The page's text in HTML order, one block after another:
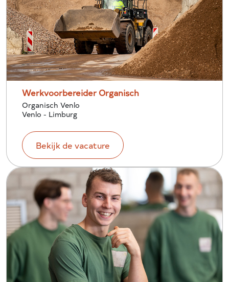
Werkvoorbereider Organisch
Organisch Venlo
Venlo - Limburg
Bekijk de vacature